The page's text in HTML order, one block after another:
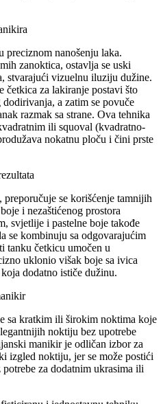
nanošenju laka.
zanoktica, ostavlja se uski
stvarajući vizuelnu iluziju dužine.
četkica za lakiranje postavi što
a zatim se povuče
razmak sa strane. Ova tehnika
ili squoval (kvadratno-
nokatnu ploču i čini prste
se korišćenje tamnijih
i nezaštićenog prostora
svjetlije i pastelne boje takođe
se kombinuju sa odgovarajućim
četkicu umočen u
uklonio višak boje sa ivica
dodatno ističe dužinu.
sa kratkim ili širokim noktima koje
noktiju bez upotrebe
manikir je odličan izbor za
izgled noktiju, jer se može postići
za dodatnim ukrasima ili